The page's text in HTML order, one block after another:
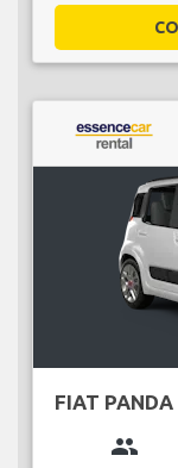
FIAT PANDA
group